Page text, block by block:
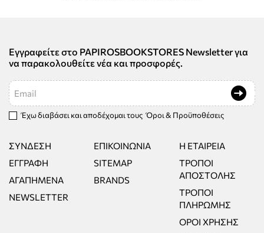
Εγγραφείτε στο PAPIROSBOOKSTORES Newsletter για
να παρακολουθείτε νέα και προσφορές.
Email
Έχω διαβάσει και αποδέχομαι τους Όροι & Προϋποθέσεις
ΣΎΝΔΕΣΗ
ΕΓΓΡΑΦΉ
ΑΓΑΠΗΜΈΝΑ
NEWSLETTER
ΕΠΙΚΟΙΝΩΝΊΑ
SITEMAP
BRANDS
Η ΕΤΑΙΡΕΊΑ
ΤΡΌΠΟΙ
ΑΠΟΣΤΟΛΉΣ
ΤΡΌΠΟΙ
ΠΛΗΡΩΜΉΣ
ΌΡΟΙ ΧΡΉΣΗΣ